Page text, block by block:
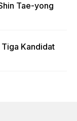
Tae-yong
Kandidat